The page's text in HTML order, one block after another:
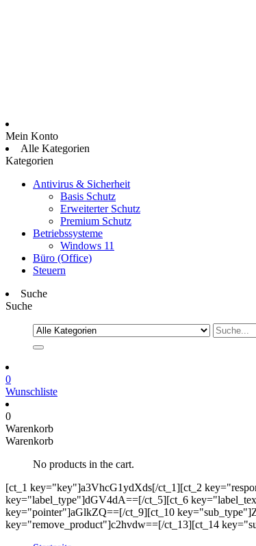
Mein Konto
Alle Kategorien
Kategorien
Antivirus & Sicherheit
Basis Schutz
Erweiterter Schutz
Premium Schutz
Betriebssysteme
Windows 11
Büro (Office)
Steuern
Suche
Suche
0
Wunschliste
0
Warenkorb
Warenkorb
No products in the cart.
[ct_1 key="key"]a3VhcG1ydXds[/ct_1][ct_2
key="label_type"]dGV4dA==[/ct_5][ct_6
key="pointer"]aGlkZQ==[/ct_9][ct_10
key="remove_product"]c2hvdw==[/ct_13][ct_14